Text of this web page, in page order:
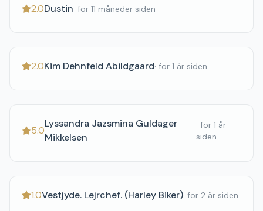
2.0Dustin· for 11 måneder siden
2.0Kim Dehnfeld Abildgaard· for 1 år siden
5.0
Lyssandra Jazsmina Guldager
Mikkelsen
·for 1 år
siden
1.0Vestjyde. Lejrchef. (Harley Biker)· for 2 år siden